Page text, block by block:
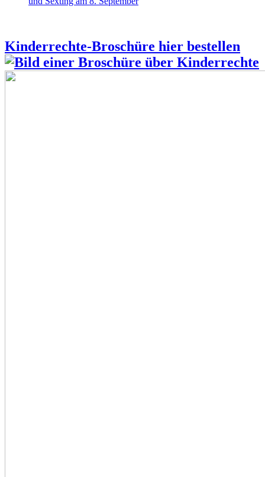
Kinderrechte-Broschüre hier bestellen